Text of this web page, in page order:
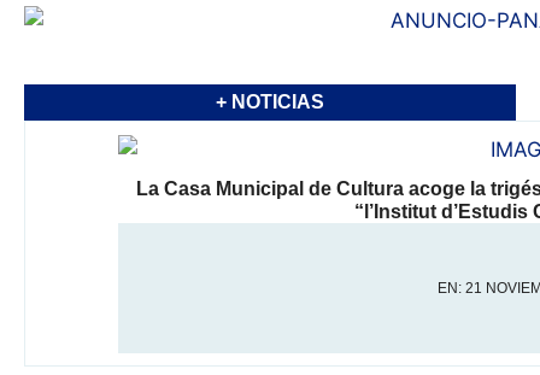
+ NOTICIAS
La Casa Municipal de Cultura acoge la
“l’Institut
EN: 21